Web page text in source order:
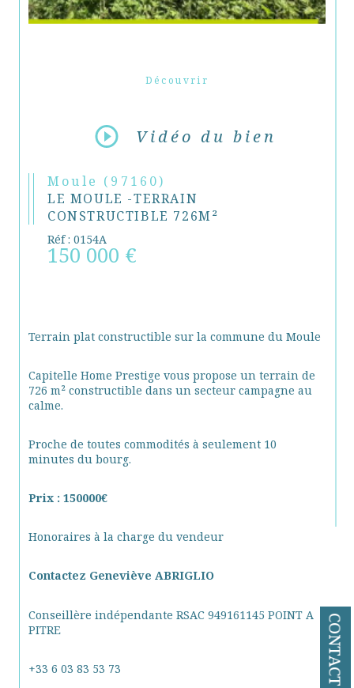
CONTACT
Découvrir
Vidéo du bien
Moule (97160)
LE MOULE -TERRAIN
CONSTRUCTIBLE 726M²
Réf : 0154A
150 000 €
Terrain plat constructible sur la commune du Moule
Capitelle Home Prestige vous propose un terrain de
726 m² constructible dans un secteur campagne au
calme.
Proche de toutes commodités à seulement 10
minutes du bourg.
Prix : 150000€
Honoraires à la charge du vendeur
Contactez Geneviève ABRIGLIO
Conseillère indépendante RSAC 949161145 POINT A
PITRE
+33 6 03 83 53 73